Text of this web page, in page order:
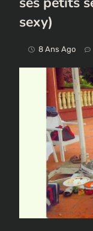
sexy)
8 Ans Ago